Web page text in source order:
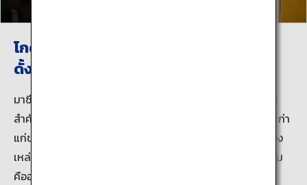
โกดังที่คึกคักแห่งนี้เก็บรักษางานศิลปะ
ดั้งเดิมที่ล้ำค่าไว้
มาซึดะ ที่ตั้งของพิพิธภัณฑ์ศิลปะการ์ตูนญี่ปุ่น เป็นหนึ่งในย่าน
สำคัญที่ควรค่าแก่การอนุรักษ์ในหมวดกลุ่มอาคารวัฒนธรรมเก่า
แก่ของญี่ปุ่น ที่ประกอบขึ้นจากทิวทัศน์ของแถบอาคารบ้านของ
เหล่าพ่อค้าแม่ค้ากับโกดังด้านใน ในโกดังนั้นมีงานศิลปะดั้งเดิม
คืออาคารสมัยใหม่ที่สร้างขึ้นจากโกดังเหล่านี้ แนวคิดที่เป็น